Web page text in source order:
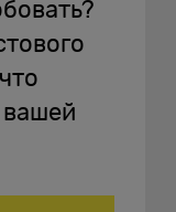
вашей